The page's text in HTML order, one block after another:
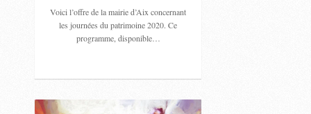
Voici l’offre de la mairie d’Aix concernant
les journées du patrimoine 2020. Ce
programme, disponible…